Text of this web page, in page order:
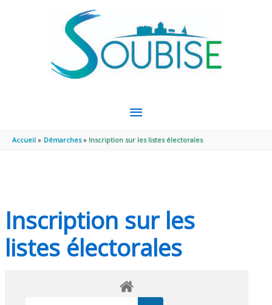
MENU
PRINCIPAL
Accueil Démarches Inscription sur les listes électorales
Inscription sur les
listes électorales